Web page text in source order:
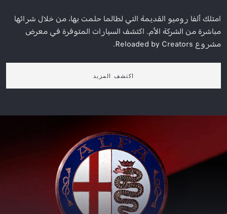
امتلك ألفا روميو القديمة التي لطالما حلمت بها، من خلال شرائها
مباشرة من الشركة الأم. اكتشف السيارات المتوفرة في معرض
مشروع Reloaded by Creators.
اكتشف المزيد